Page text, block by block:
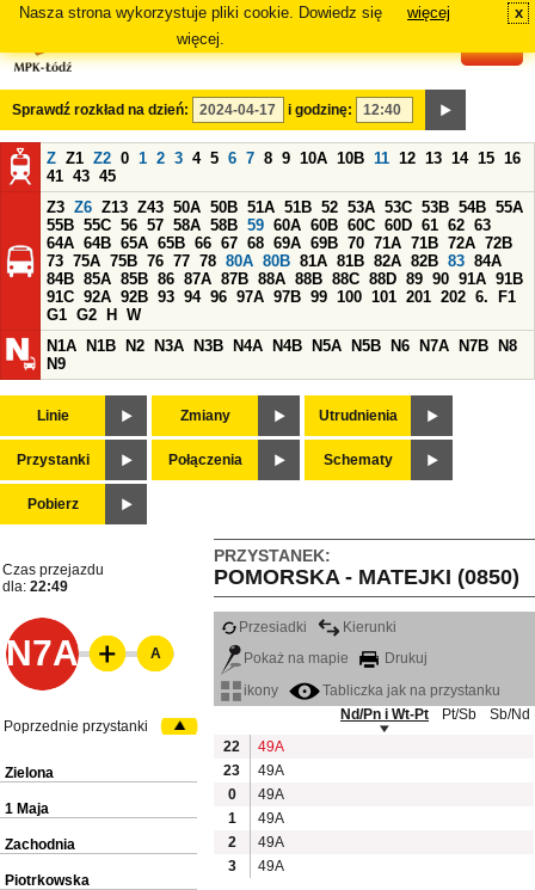
Nasza strona wykorzystuje pliki cookie. Dowiedz się
więcej.
więcej x
Sprawdź rozkład na dzień: i godzinę:
Z Z1 Z2 0 1 2 3 4 5 6 7 8 9 10A 10B 11 12 13 14 15 16
41 43 45
Z3 Z6 Z13 Z43 50A 50B 51A 51B 52 53A 53C 53B 54B 55A
55B 55C 56 57 58A 58B 59 60A 60B 60C 60D 61 62 63
64A 64B 65A 65B 66 67 68 69A 69B 70 71A 71B 72A 72B
73 75A 75B 76 77 78 80A 80B 81A 81B 82A 82B 83 84A
84B 85A 85B 86 87A 87B 88A 88B 88C 88D 89 90 91A 91B
91C 92A 92B 93 94 96 97A 97B 99 100 101 201 202 6.
F1
G1 G2 H
W
N1A
N1B N2 N3A N3B N4A N4B N5A N5B N6 N7A N7B
N8
N9
Linie Zmiany Utrudnienia
Przystanki Połączenia Schematy
Pobierz
PRZYSTANEK:
POMORSKA - MATEJKI (0850)
Czas przejazdu
dla: 22:49
N7A
Przesiadki
Kierunki
Pokaż na mapie
Drukuj
ikony
Tabliczka jak na przystanku
Nd/Pn i Wt-Pt
Pt/Sb
Sb/Nd
22
49A
23
49A
0
49A
1
49A
2
49A
3
49A
A
Poprzednie przystanki
Zielona
1 Maja
Zachodnia
Piotrkowska